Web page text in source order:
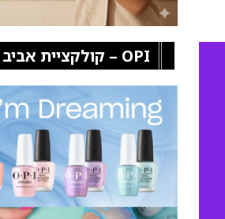
OPI – קולקציית אביב 25